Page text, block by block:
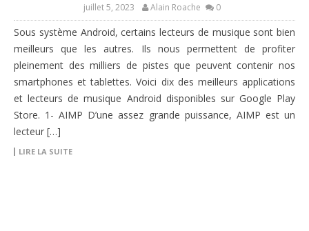
juillet 5, 2023 Alain Roache 0
Sous système Android, certains lecteurs de musique sont bien
meilleurs que les autres. Ils nous permettent de profiter
pleinement des milliers de pistes que peuvent contenir nos
smartphones et tablettes. Voici dix des meilleurs applications
et lecteurs de musique Android disponibles sur Google Play
Store. 1- AIMP D’une assez grande puissance, AIMP est un
lecteur […]
LIRE LA SUITE